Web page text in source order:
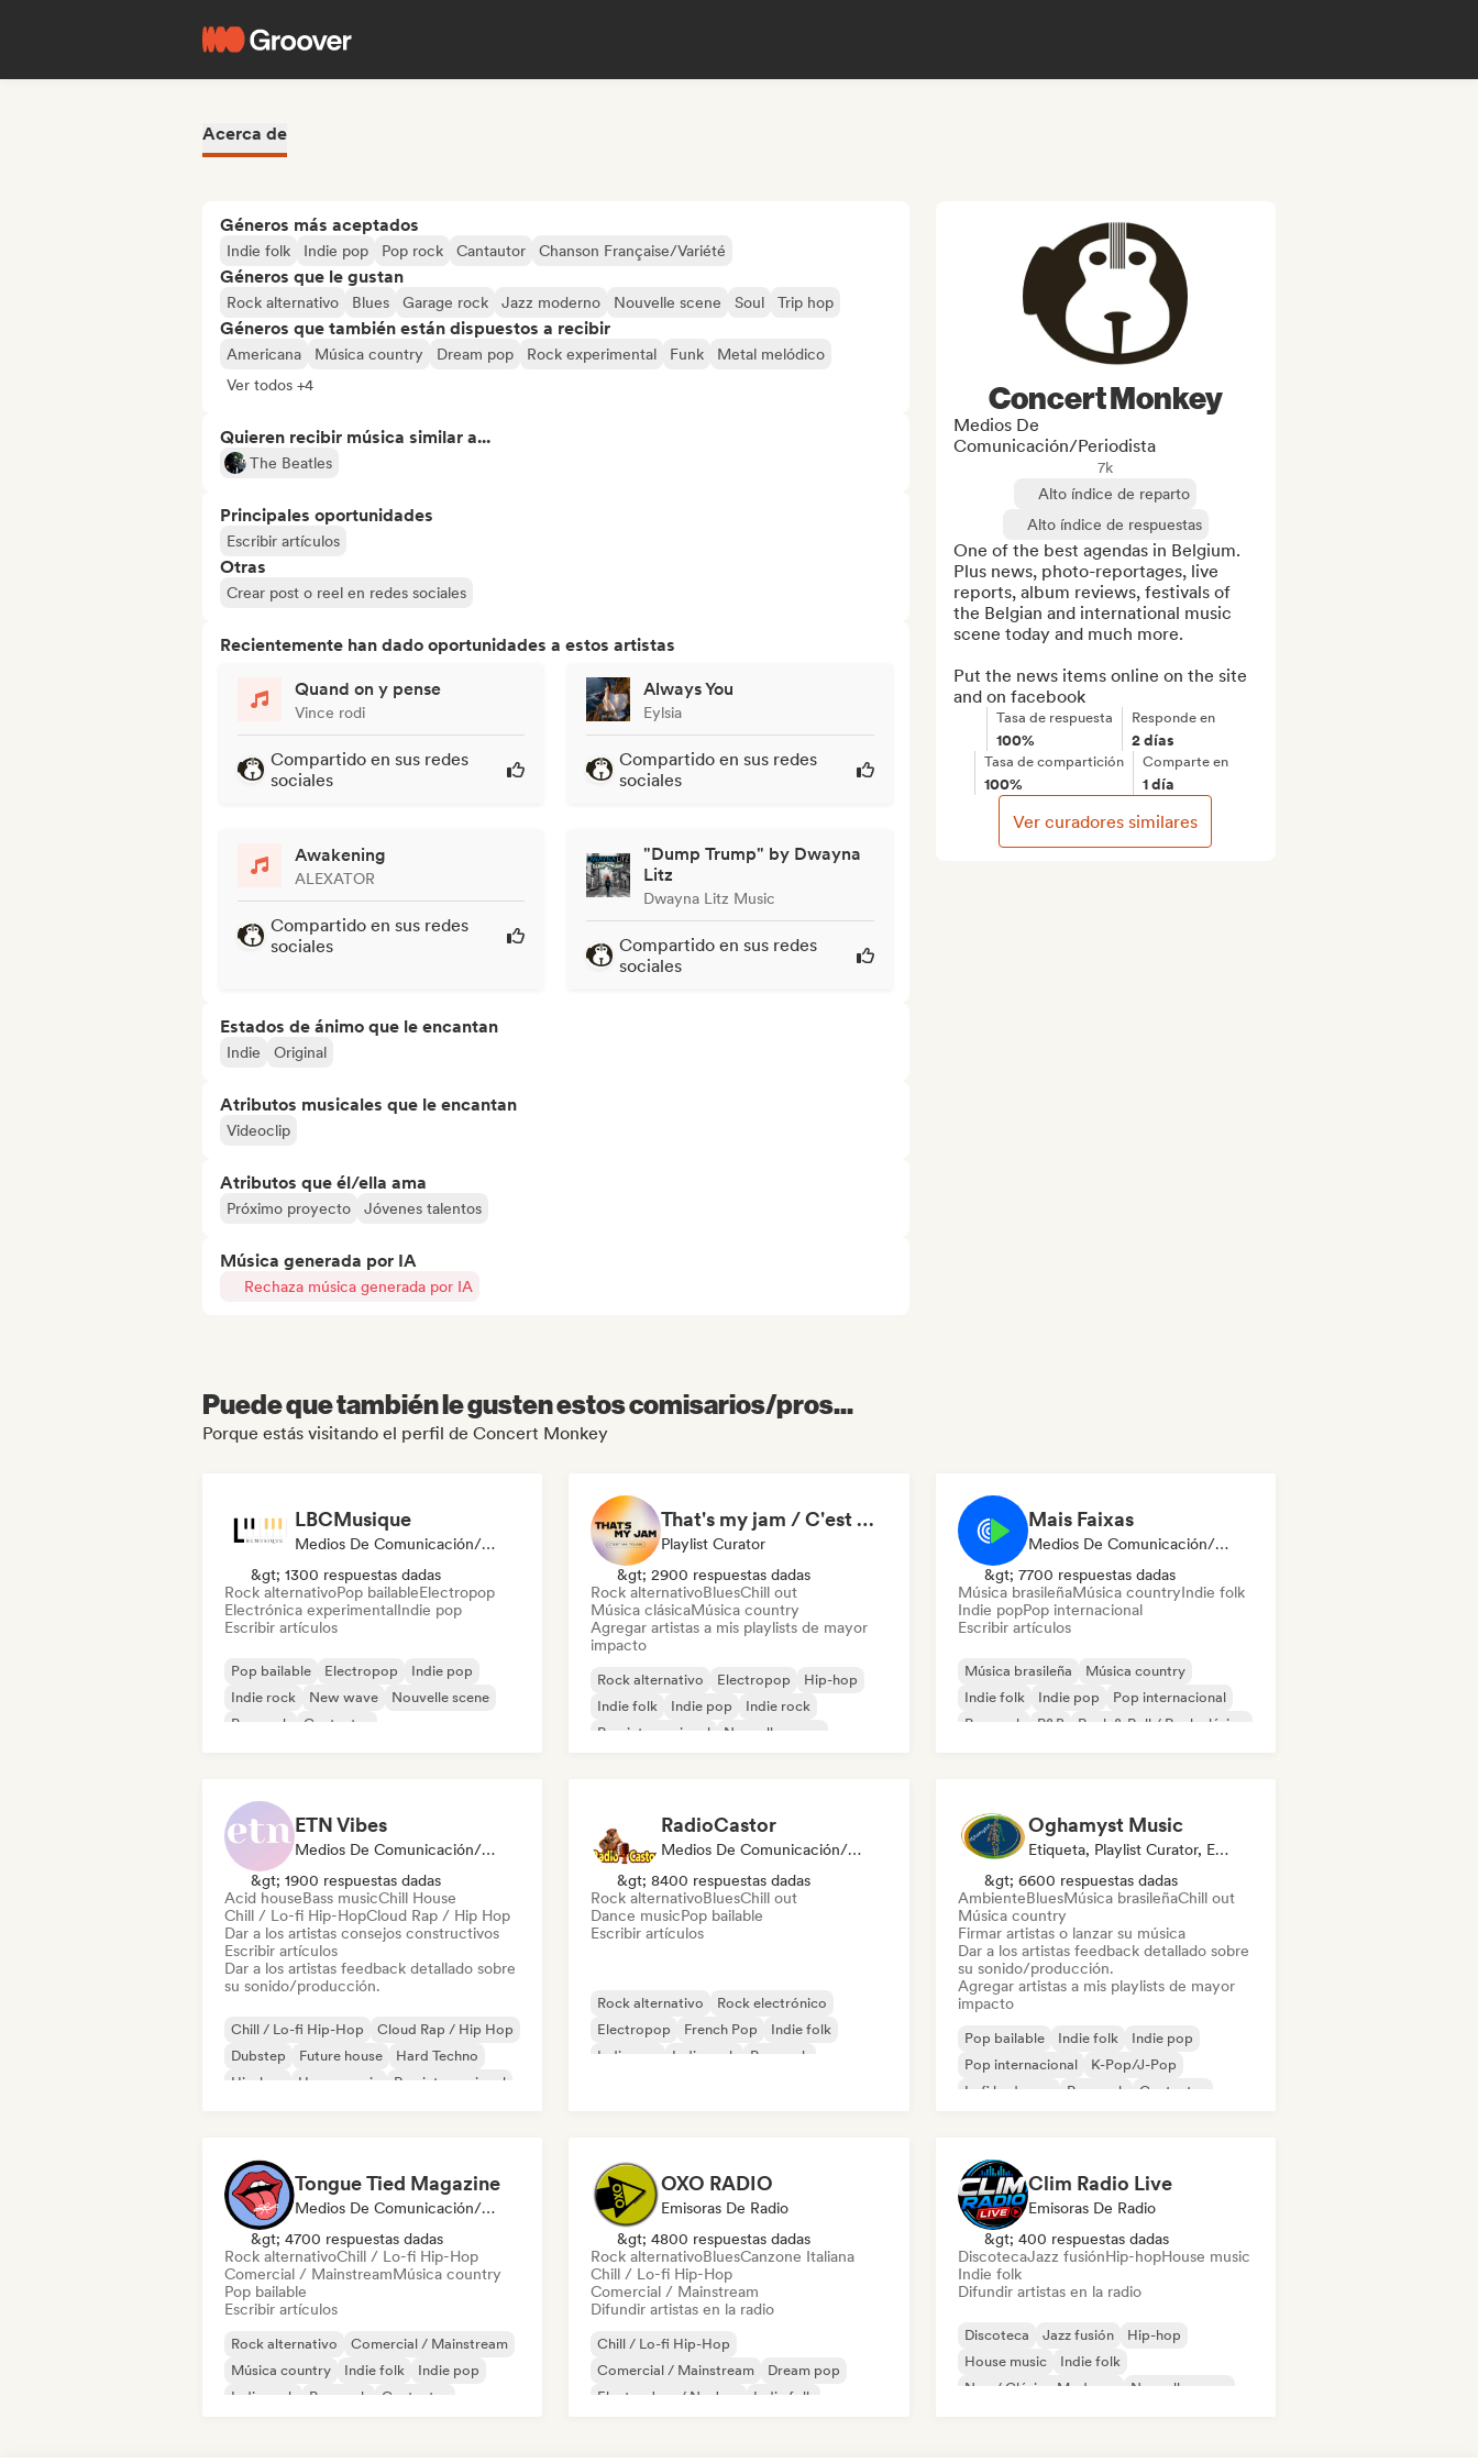
Acerca de
Géneros más aceptados
Indie folk Indie pop Pop rock Cantautor Chanson Française/Variété
Géneros que le gustan
Rock alternativo Blues Garage rock Jazz moderno Nouvelle scene Soul Trip hop
Géneros que también están dispuestos a recibir
Americana Música country Dream pop Rock experimental Funk
Metal melódico
Ver todos +4
Quieren recibir música similar a...
The Beatles
Principales oportunidades
Escribir artículos
Otras
Crear post o reel en redes sociales
Recientemente han dado oportunidades a estos artistas
Quand on y pense
Vince rodi
Compartido en sus redes
sociales
Always You
Eylsia
Compartido en sus redes
sociales
Awakening
ALEXATOR
Compartido en sus redes
sociales
"Dump Trump" by Dwayna
Litz
Dwayna Litz Music
Compartido en sus redes
sociales
Estados de ánimo que le encantan
Indie Original
Atributos musicales que le encantan
Videoclip
Atributos que él/ella ama
Próximo proyecto Jóvenes talentos
Música generada por IA
Rechaza música generada por IA
Concert Monkey
Medios De
Comunicación/Periodista
7k
Alto índice de reparto
Alto índice de respuestas
One of the best agendas in Belgium.
Plus news, photo-reportages, live
reports, album reviews, festivals of
the Belgian and international music
scene today and much more.
Put the news items online on the site
and on facebook
Tasa de respuesta
100%
Responde en
2 días
Tasa de compartición
100%
Comparte en
1 día
Ver curadores similares
Puede que también le gusten estos comisarios/pros...
Porque estás visitando el perfil de Concert Monkey
LBCMusique
Medios De Comunicación/Periodista
&gt; 1300 respuestas dadas
Rock alternativoPop bailableElectropop
Electrónica experimentalIndie pop
Escribir artículos
Pop bailable Electropop
Indie pop
Indie rock
New wave
Nouvelle scene
Pop rock
Cantautor
That's my jam / C'est ma toune
Playlist Curator
&gt; 2900 respuestas dadas
Rock alternativoBluesChill out
Música clásicaMúsica country
Agregar artistas a mis playlists de mayor
impacto
Rock alternativo Electropop
Hip-hop
Indie folk
Indie pop
Indie rock
Pop internacional
Nouvelle scene
Mais Faixas
Medios De Comunicación/Periodista
&gt; 7700 respuestas dadas
Música brasileñaMúsica countryIndie folk
Indie popPop internacional
Escribir artículos
Música brasileña
Música country
Indie folk
Indie pop
Pop internacional
Pop rock
R&B Rock & Roll / Rock clásico
ETN Vibes
Medios De Comunicación/Periodista, Mentor, Experto En Sonido
&gt; 1900 respuestas dadas
Acid houseBass musicChill House
Chill / Lo-fi Hip-HopCloud Rap / Hip Hop
Dar a los artistas consejos constructivos
Escribir artículos
Dar a los artistas feedback detallado sobre
su sonido/producción.
Chill / Lo-fi Hip-Hop
Cloud Rap / Hip Hop
Dubstep
Future house
Hard Techno
Hip-hop
House music Rap internacional
RadioCastor
Medios De Comunicación/Periodista
&gt; 8400 respuestas dadas
Rock alternativoBluesChill out
Dance musicPop bailable
Escribir artículos
Rock alternativo
Rock electrónico
Electropop
French Pop
Indie folk
Indie pop
Indie rock Pop rock
Oghamyst Music
Etiqueta, Playlist Curator, Experto En Sonido
&gt; 6600 respuestas dadas
AmbienteBluesMúsica brasileñaChill out
Música country
Firmar artistas o lanzar su música
Dar a los artistas feedback detallado sobre
su sonido/producción.
Agregar artistas a mis playlists de mayor
impacto
Pop bailable Indie folk
Indie pop
Pop internacional
K-Pop/J-Pop
Lofi bedroom
Pop rock Cantautor
Tongue Tied Magazine
Medios De Comunicación/Periodista
&gt; 4700 respuestas dadas
Rock alternativoChill / Lo-fi Hip-Hop
Comercial / MainstreamMúsica country
Pop bailable
Escribir artículos
Rock alternativo
Comercial / Mainstream
Música country
Indie folk
Indie pop
Indie rock
Pop rock Cantautor
OXO RADIO
Emisoras De Radio
&gt; 4800 respuestas dadas
Rock alternativoBluesCanzone Italiana
Chill / Lo-fi Hip-Hop
Comercial / Mainstream
Difundir artistas en la radio
Chill / Lo-fi Hip-Hop
Comercial / Mainstream
Dream pop
Electro Jazz / Nu Jazz
Indie folk
Clim Radio Live
Emisoras De Radio
&gt; 400 respuestas dadas
DiscotecaJazz fusiónHip-hopHouse music
Indie folk
Difundir artistas en la radio
Discoteca Jazz fusión
Hip-hop
House music
Indie folk
Neo / Clásico Moderno
Nouvelle scene